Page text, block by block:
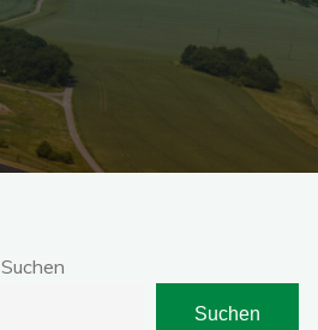
Suchen
Suchen